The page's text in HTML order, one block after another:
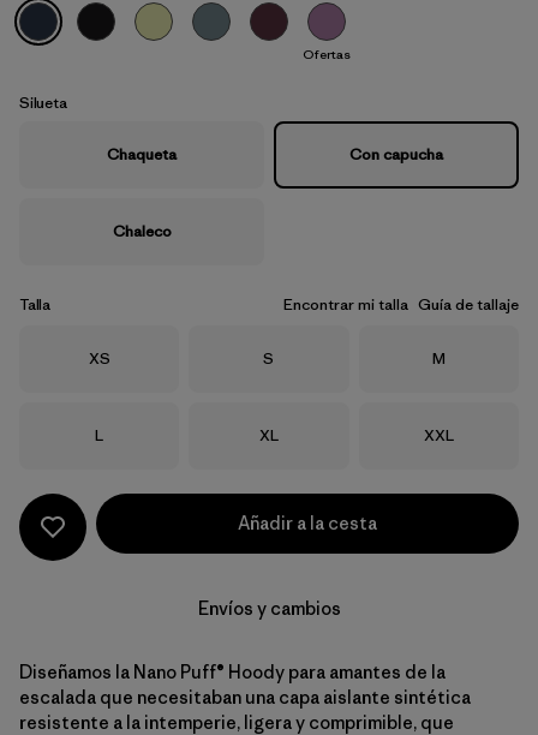
Smolder Blue
Ofertas
Silueta
Chaqueta Con capucha
Chaleco
Talla Encontrar mi talla Guía de tallaje
Talla
XS Talla
S Talla
M
Talla
L Talla
XL Talla
XXL
Añadir a la cesta
Envíos y cambios
Diseñamos la Nano Puff® Hoody para amantes de la
escalada que necesitaban una capa aislante sintética
resistente a la intemperie, ligera y comprimible, que